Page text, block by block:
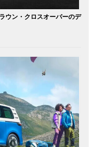
ウン・クロスオーバーのデ